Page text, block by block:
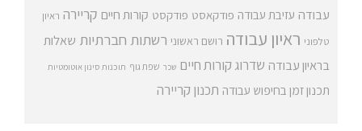
עבודה עזיבת עבודה פודקאסט פודקסט קורות חיים קריירה ראיון
טלפוני ראיון עבודה רושם ראשוני רשתות חברתיות שאלות
בראיון עבודה שדרוג קורות חיים שכר שפת גוף תוכנות סינון אוטומטיות
תכנון זמן בחיפוש עבודה תכנון קריירה